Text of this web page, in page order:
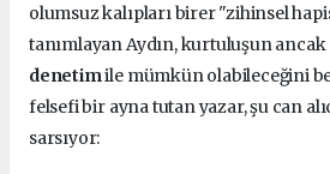
olumsuz kalıpları birer "zihinsel
tanımlayan Aydın, kurtuluşun ancak
denetimile mümkün olabileceğini
felsefi bir ayna tutan yazar, şu can
sarsıyor: